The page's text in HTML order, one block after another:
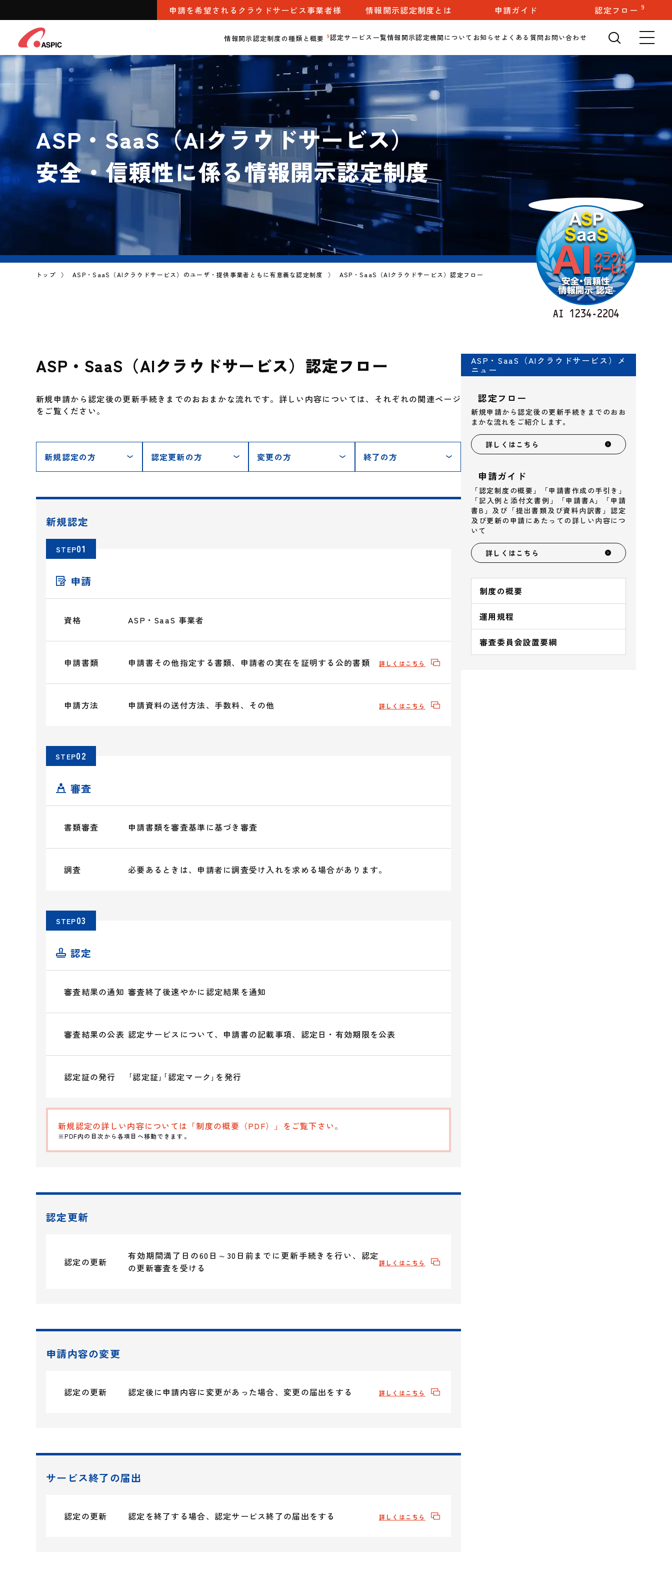
申請を希望されるクラウドサービス事業者様 情報開示認定制度とは 申請ガイド 認定フロー 9
情報開示認定制度の種類と概要 9認定サービス一覧情報開示認定機関について お知らせ よくある質問 お問い合わせ 🔍
ASP・SaaS（AIクラウドサービス）
安全・信頼性に係る情報開示認定制度
トップ ASP・SaaS（AIクラウドサービス）のユーザ・提供事業者ともに有意義な認定制度 ASP・SaaS（AIクラウドサービス）認定フロー
ASP・SaaS（AIクラウドサービス）認定フロー
新規申請から認定後の更新手続きまでのおおまかな流れです。詳しい内容については、それぞれの関連ページ
をご覧ください。
新規認定の方 認定更新の方 変更の方 終了の方
新規認定
STEP
📝 申請
資格 ASP・SaaS 事業者
申請書類 申請書その他指定する書類、申請者の実在を証明する公的書類 詳しくはこちら
申請方法 申請資料の送付方法、手数料、その他 詳しくはこちら
STEP
👤 審査
書類審査 申請書類を審査基準に基づき審査
調査 必要あるときは、申請者に調査受け入れを求める場合があります。
STEP
🪪 認定
審査結果の通知 審査終了後速やかに認定結果を通知
審査結果の公表 認定サービスについて、申請書の記載事項、認定日・有効期限を公表
認定証の発行 ｢認定証｣｢認定マーク｣を発行
新規認定の詳しい内容については「制度の概要（PDF）」をご覧下さい。
※PDF内の目次から各項目へ移動できます。
認定更新
認定の更新
有効期間満了日の60日～30日前までに更新手続きを行い、認定
の更新審査を受ける
詳しくはこちら
申請内容の変更
認定の更新 認定後に申請内容に変更があった場合、変更の届出をする 詳しくはこちら
サービス終了の届出
認定の更新 認定を終了する場合、認定サービス終了の届出をする 詳しくはこちら
ASP・SaaS（AIクラウドサービス）メ
ニュー
認定フロー
新規申請から認定後の更新手続きまでのおお
まかな流れをご紹介します。
詳しくはこちら
申請ガイド
「認定制度の概要」「申請書作成の手引き」
「記入例と添付文書例」「申請書A」「申請
書B」及び「提出書類及び資料内訳書」認定
及び更新の申請にあたっての詳しい内容につ
いて
詳しくはこちら
制度の概要
運用規程
審査委員会設置要綱